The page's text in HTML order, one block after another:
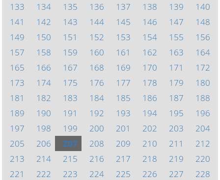
133
134 135 136 137 138 139
140
141
142 143 144 145 146 147
148
149
150 151 152 153 154 155
156
157
158 159 160 161 162 163
164
165
166 167 168 169 170 171
172
173
174 175 176 177 178 179
180
181
182 183 184 185 186 187
188
189
190 191 192 193 194 195
196
197
198 199 200 201 202 203
204
205
206 207 208 209 210 211
212
213
214 215 216 217 218 219
220
221
222 223 224 225 226 227
228